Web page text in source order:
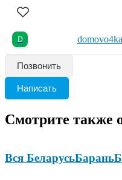
D domovo4ka
Позвонить
Написать
Смотрите также
Вся БеларусьБарань